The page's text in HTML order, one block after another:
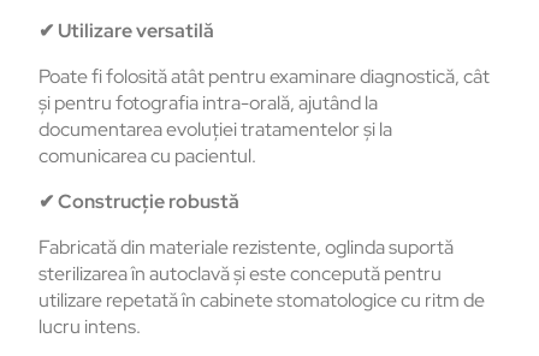
✔ Utilizare versatilă
Poate fi folosită atât pentru examinare diagnostică, cât
și pentru fotografia intra-orală, ajutând la
documentarea evoluției tratamentelor și la
comunicarea cu pacientul.
✔Construcție robustă
Fabricată din materiale rezistente, oglinda suportă
sterilizarea în autoclavă și este concepută pentru
utilizare repetată în cabinete stomatologice cu ritm de
lucru intens.